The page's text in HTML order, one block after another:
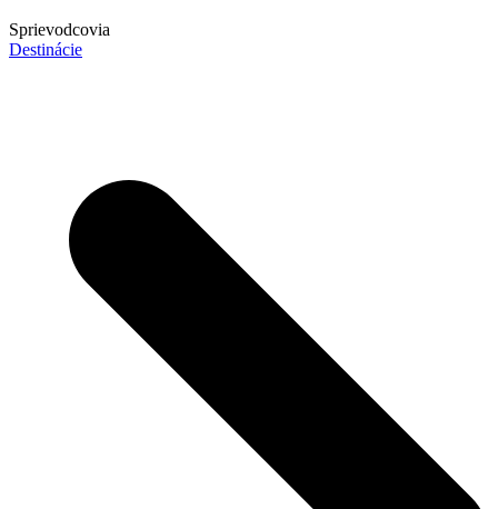
Sprievodcovia
Destinácie